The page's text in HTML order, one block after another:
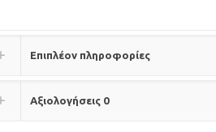
Επιπλέον πληροφορίες
Αξιολογήσεις 0